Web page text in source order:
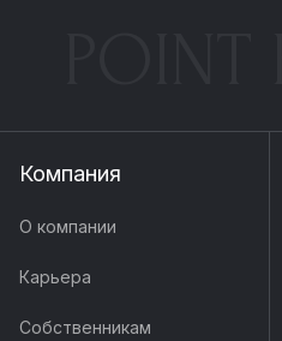
Компания
О компании
Карьера
Собственникам